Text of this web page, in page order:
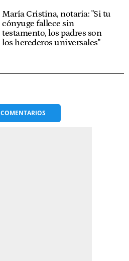
María Cristina, notaria: "Si tu
cónyuge fallece sin
testamento, los padres son
los herederos universales"
COMENTARIOS